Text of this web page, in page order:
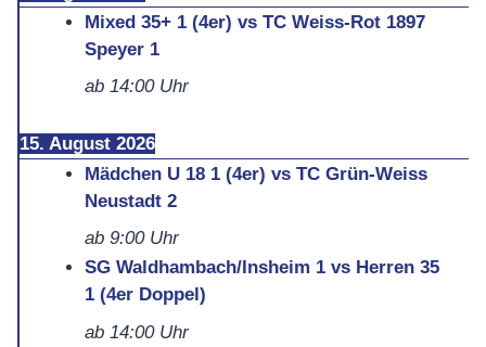
Mixed 35+ 1 (4er) vs TC Weiss-Rot 1897
Speyer 1
ab 14:00Uhr
15. August 2026
Mädchen U 18 1 (4er) vs TC Grün-Weiss
Neustadt 2
ab 9:00Uhr
SG Waldhambach/Insheim 1 vs Herren 35
1 (4er Doppel)
ab 14:00Uhr